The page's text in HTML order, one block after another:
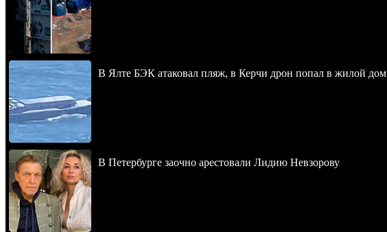
В Ялте БЭК атаковал пляж, в Керчи дрон попал в жилой дом
В Петербурге заочно арестовали Лидию Невзорову